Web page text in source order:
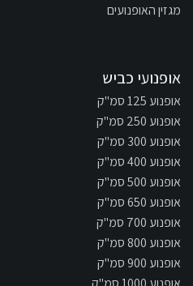
מגזין האופנועים
אופנועי כביש
אופנוע 125 סמ"ק
אופנוע 250 סמ"ק
אופנוע 300 סמ"ק
אופנוע 400 סמ"ק
אופנוע 500 סמ"ק
אופנוע 650 סמ"ק
אופנוע 700 סמ"ק
אופנוע 800 סמ"ק
אופנוע 900 סמ"ק